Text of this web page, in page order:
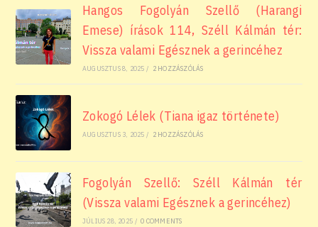
Hangos Fogolyán Szellő (Harangi
Emese) írások 114, Széll Kálmán tér:
Vissza valami Egésznek a gerincéhez
AUGUSZTUS 8, 2025 / 2 HOZZÁSZÓLÁS
Zokogó Lélek (Tiana igaz története)
AUGUSZTUS 3, 2025 / 2 HOZZÁSZÓLÁS
Fogolyán Szellő: Széll Kálmán tér
(Vissza valami Egésznek a gerincéhez)
JÚLIUS 28, 2025 / 0 COMMENTS